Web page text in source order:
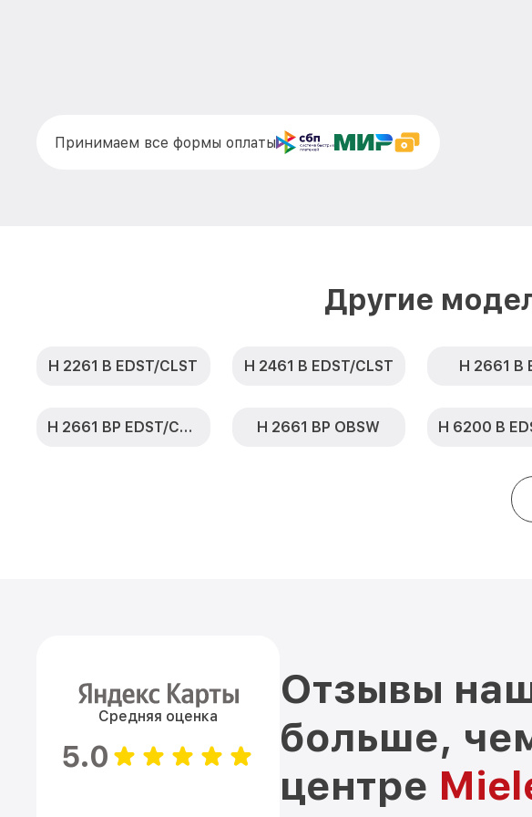
Принимаем все формы оплаты
Другие
H 2261 B EDST/CLST H 2461 B EDST/CLST H 2661 B
H 2661 BP EDST/CLST H 2661 BP OBSW
Средняя оценка
5.0
Отзывы
больше,
центре